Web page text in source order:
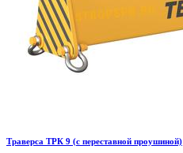
Траверса ТРК 9 (с переставной проушиной)